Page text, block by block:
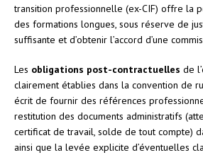
transition professionnelle (ex-CIF) offre la
des formations longues, sous réserve de
suffisante et d’obtenir l’accord d’une
Les obligations post-contractuelles de
clairement établies dans la convention de
écrit de fournir des références
restitution des documents administratifs
certificat de travail, solde de tout compte)
ainsi que la levée explicite d’éventuelles